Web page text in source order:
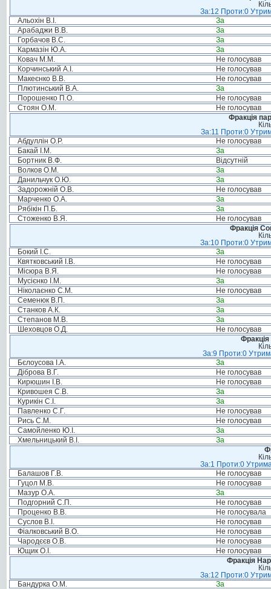
За:12 Проти:0
Альохін В.І.
За
Арабаджи В.В.
За
Горбачов В.С.
За
Кармазін Ю.А.
За
Ковач М.М.
Не голосував
Корчинський А.І.
Не голосував
Макеєнко В.В.
Не голосував
Плютинський В.А.
За
Порошенко П.О.
Не голосував
Стоян О.М.
Не голосував
Фракція
За:11 Проти:0
Абдуллін О.Р.
Не голосував
Бакай І.М.
За
Бортник В.Ф.
Відсутній
Волков О.М.
За
Данильчук О.Ю.
За
Задорожній О.В.
Не голосував
Марченко О.А.
За
Рябікін П.Б.
За
Стоженко В.Я.
Не голосував
Фракція
За:10 Проти:0
Бокий І.С.
За
Квятковський І.В.
Не голосував
Місюра В.Я.
Не голосував
Мусієнко І.М.
За
Ніколаєнко С.М.
Не голосував
Семенюк В.П.
За
Станков А.К.
За
Степанов М.В.
За
Шеховцов О.Д.
Не голосував
Фракція
За:9 Проти:0
Бєлоусова І.А.
За
Діброва В.Г.
Не голосував
Кирюшин І.В.
Не голосував
Кривошея С.В.
За
Курикін С.І.
За
Павленко С.Г.
Не голосував
Рись С.М.
Не голосував
Самойленко Ю.І.
За
Хмельницький В.І.
За
За:1 Проти:0
Балашов Г.В.
Не голосував
Гуцол М.В.
Не голосував
Мазур О.А.
За
Подгорний С.П.
Не голосував
Проценко В.В.
Не голосувала
Суслов В.І.
Не голосував
Фіалковський В.О.
Не голосував
Чародєєв О.В.
Не голосував
Ющик О.І.
Не голосував
Фракція
За:12 Проти:0
Бандурка О.М.
За